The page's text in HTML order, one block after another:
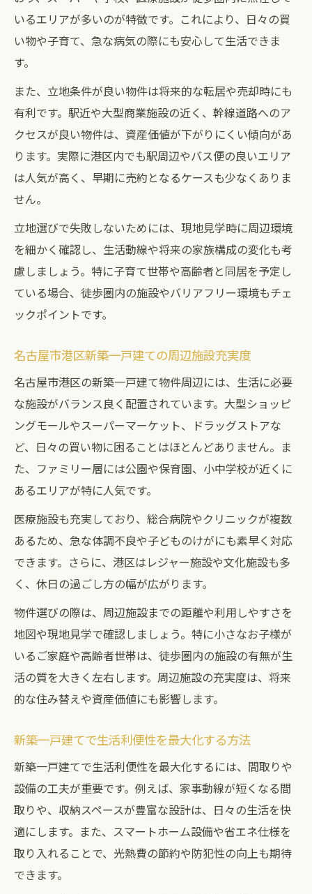
いるエリアが多いのが特徴です。これにより、日々の買
い物や子育て、急な病気の際にも安心して生活できま
す。
また、立地条件が良い物件は将来的な転居や売却時にも
有利です。駅近や大型商業施設の近く、幹線道路へのア
クセスが良い物件は、資産価値が下がりにくい傾向があ
ります。実際に港区内でも駅周辺やバス便の良いエリア
は人気が高く、早期に売約となるケースも少なくありま
せん。
立地選びで失敗しないためには、現地見学時に周辺環境
を細かく確認し、生活動線や将来の家族構成の変化も考
慮しましょう。特に子育て世帯や高齢者と同居を予定し
ている場合、徒歩圏内の施設やバリアフリー環境もチェ
ックポイントです。
名古屋市港区新築一戸建ての周辺施設充実度
名古屋市港区の新築一戸建て物件周辺には、生活に必要
な施設がバランス良く配置されています。大型ショッピ
ングモールやスーパーマーケット、ドラッグストアな
ど、日々の買い物に困ることはほとんどありません。ま
た、ファミリー層には公園や保育園、小中学校が近くに
あるエリアが特に人気です。
医療施設も充実しており、総合病院やクリニックが複数
あるため、急な体調不良や子どものけがにも素早く対応
できます。さらに、港区はレジャー施設や文化施設も多
く、休日の過ごし方の幅が広がります。
物件選びの際は、周辺施設までの距離や利用しやすさを
地図や現地見学で確認しましょう。特に小さなお子様が
いるご家庭や高齢者世帯は、徒歩圏内の施設の有無が生
活の質を大きく左右します。周辺施設の充実度は、将来
的な住み替えや資産価値にも影響します。
新築一戸建てで生活利便性を最大化する方法
新築一戸建てで生活利便性を最大化するには、間取りや
設備の工夫が重要です。例えば、家事動線が短くなる間
取りや、収納スペースが豊富な設計は、日々の生活を快
適にします。また、スマートホーム設備や省エネ仕様を
取り入れることで、光熱費の節約や防犯性の向上も期待
できます。